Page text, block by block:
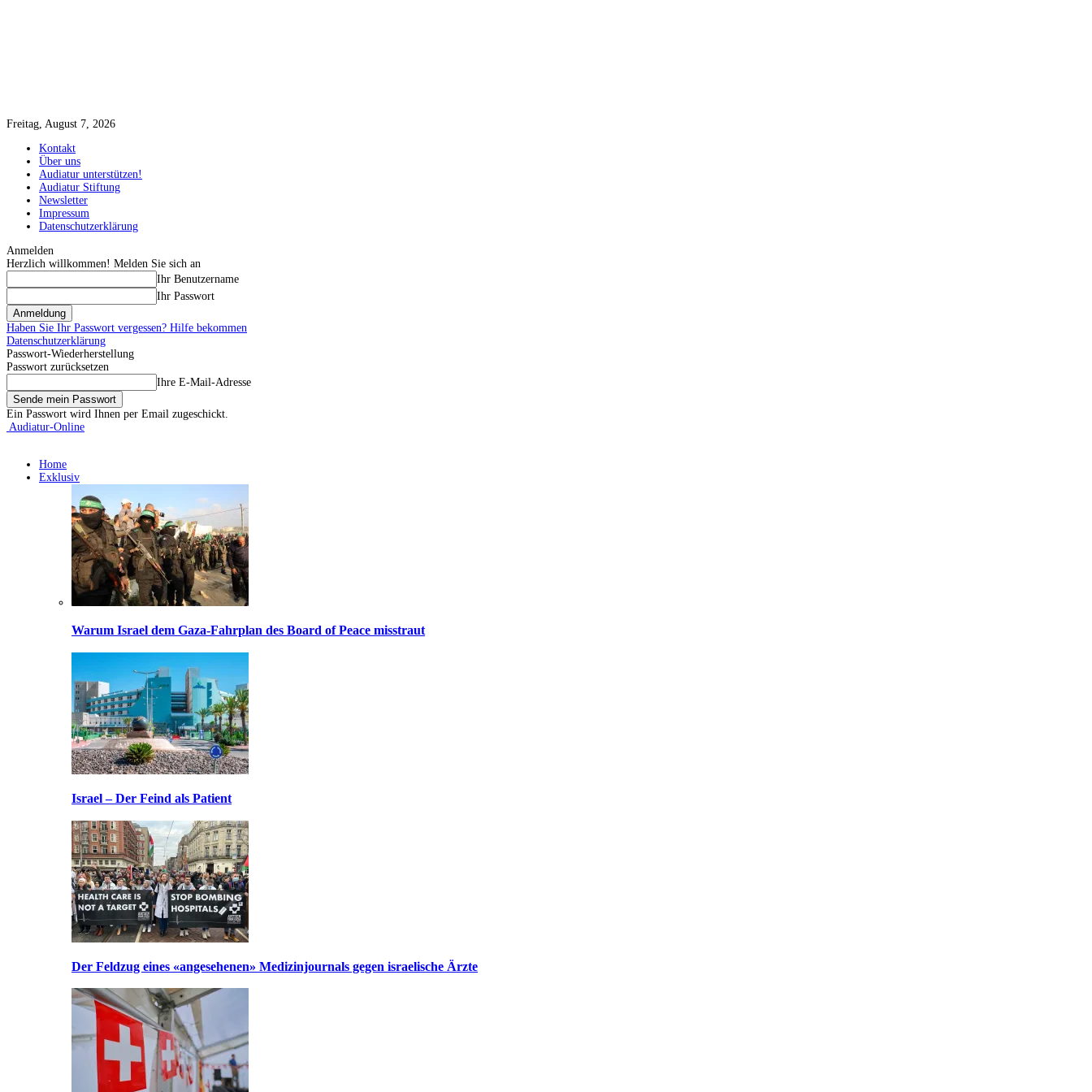
Freitag, August 7, 2026
Kontakt
Über uns
Audiatur unterstützen!
Audiatur Stiftung
Newsletter
Impressum
Datenschutzerklärung
Anmelden
Herzlich willkommen! Melden Sie sich an
Ihr Benutzername
Ihr Passwort
Haben Sie Ihr Passwort vergessen? Hilfe bekommen
Datenschutzerklärung
Passwort-Wiederherstellung
Passwort zurücksetzen
Ihre E-Mail-Adresse
Ein Passwort wird Ihnen per Email zugeschickt.
Audiatur-Online
Home
Exklusiv
Warum Israel dem Gaza-Fahrplan des Board of Peace misstraut
Israel – Der Feind als Patient
Der Feldzug eines «angesehenen» Medizinjournals gegen israelische Ärzte